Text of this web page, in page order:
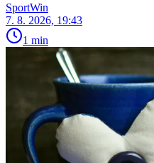
SportWin
7. 8. 2026, 19:43
1 min